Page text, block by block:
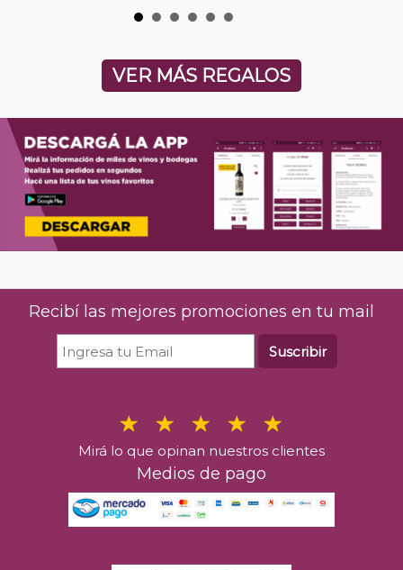
VER MÁS REGALOS
Recibí las mejores promociones en tu mail
Suscribir
Mirá lo que opinan nuestros clientes
Medios de pago